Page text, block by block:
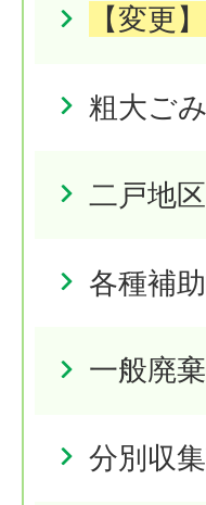
【変更
粗大ご
二戸地
各種補
一般廃
分別収